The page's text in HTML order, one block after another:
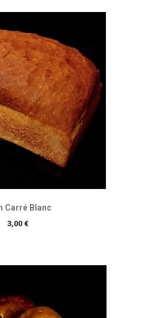
Carré Blanc
Prix
3,00 €